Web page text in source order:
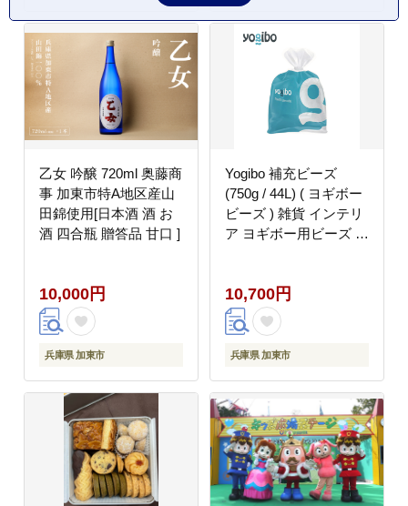
乙女 吟醸 720ml 奥藤商
事 加東市特A地区産山
田錦使用[日本酒 酒 お
酒 四合瓶 贈答品 甘口 ]
10,000円
兵庫県 加東市
Yogibo 補充ビーズ
(750g / 44L) ( ヨギボー
ビーズ ) 雑貨 インテリ
ア ヨギボー用ビーズ ビ
ズ
10,700円
兵庫県 加東市